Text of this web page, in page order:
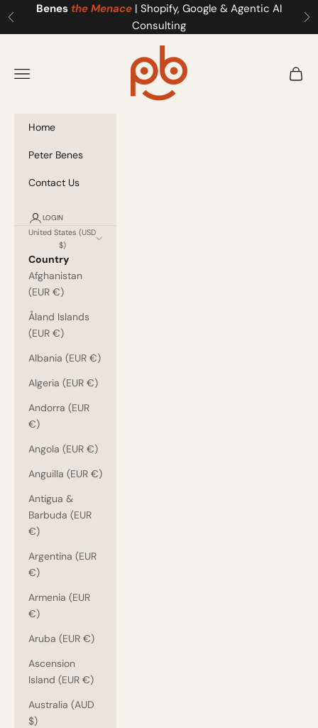
Skip to content
Previous
Benes the Menace| Shopify, Google & Agentic AI
Consulting
Navigation menu
Cart
Home
Peter Benes
Contact Us
LOGIN
United States (USD
$)
Country
Afghanistan
(EUR €)
Åland Islands
(EUR €)
Albania (EUR €)
Algeria (EUR €)
Andorra (EUR
€)
Angola (EUR €)
Anguilla (EUR €)
Antigua &
Barbuda (EUR
€)
Argentina (EUR
€)
Armenia (EUR
€)
Aruba (EUR €)
Ascension
Island (EUR €)
Australia (AUD
$)